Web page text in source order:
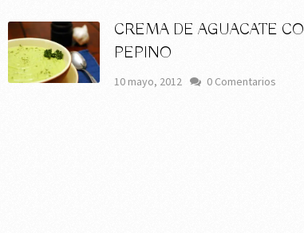
CREMA DE AGUACATE
PEPINO
10 mayo, 2012 0 Comentarios